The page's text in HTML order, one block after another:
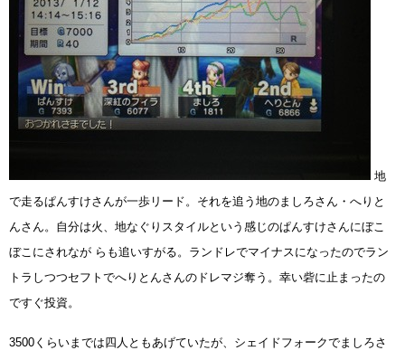
地
で走るぱんすけさんが一歩リード。それを追う地のましろさん・へりと
んさん。自分は火、地なぐりスタイルという感じのぱんすけさんにぼこ
ぼこにされなが らも追いすがる。ランドレでマイナスになったのでラン
トラしつつセフトでへりとんさんのドレマジ奪う。幸い砦に止まったの
ですぐ投資。
3500くらいまでは四人ともあげていたが、シェイドフォークでましろさ